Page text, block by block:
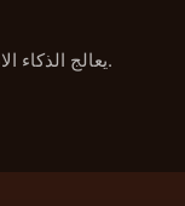
يعالج الذكاء الاصطناعي الفيديو خلال ثوانٍ. نزّل وشارك فورًا.